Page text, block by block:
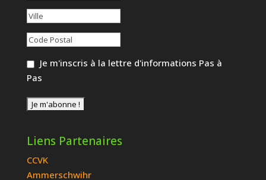
Je m'inscris à la lettre d'informations Pas à
Pas
Liens Partenaires
CCVK
Ammerschwihr